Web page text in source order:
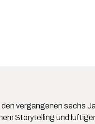
vergangenen sechs
Storytelling und